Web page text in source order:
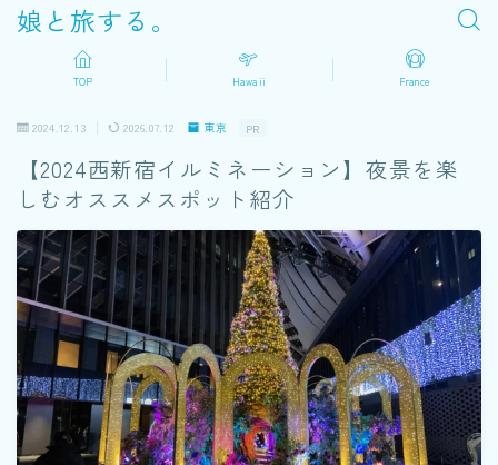
娘と旅する。
TOP Hawaii France
2024.12.13 2026.07.12 東京 PR
【2024西新宿イルミネーション】夜景を楽
しむオススメスポット紹介